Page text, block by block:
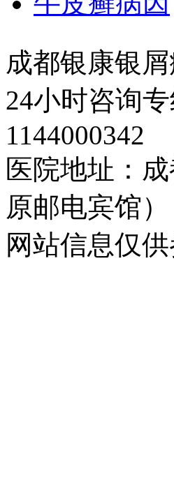
成都银康银
24小时咨询
1144000342
医院地址：
原邮电宾馆）
网站信息仅